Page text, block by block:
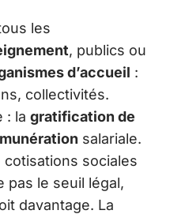
les
, publics ou
d’accueil :
collectivités.
: la gratification de
salariale.
sociales
pas le seuil légal,
davantage. La